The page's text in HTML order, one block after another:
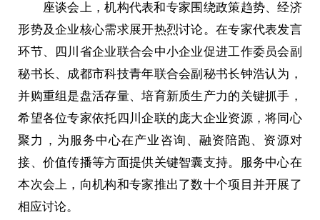
座谈会上，机构代表和专家围绕政策趋势、经济
形势及企业核心需求展开热烈讨论。在专家代表发言
环节、四川省企业联合会中小企业促进工作委员会副
秘书长、成都市科技青年联合会副秘书长钟浩认为，
并购重组是盘活存量、培育新质生产力的关键抓手，
希望各位专家依托四川企联的庞大企业资源，将同心
聚力，为服务中心在产业咨询、融资陪跑、资源对
接、价值传播等方面提供关键智囊支持。服务中心在
本次会上，向机构和专家推出了数十个项目并开展了
相应讨论。